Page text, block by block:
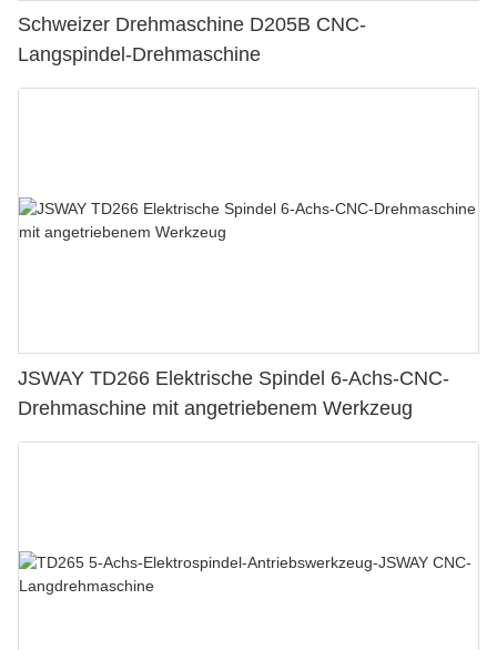
Schweizer Drehmaschine D205B CNC-
Langspindel-Drehmaschine
JSWAY TD266 Elektrische Spindel 6-Achs-CNC-
Drehmaschine mit angetriebenem Werkzeug